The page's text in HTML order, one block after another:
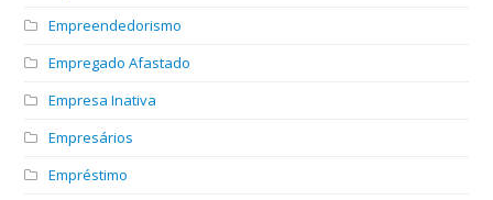
Empreendedorismo
Empregado Afastado
Empresa Inativa
Empresários
Empréstimo